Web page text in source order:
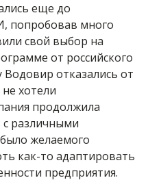
еще до
попробовав много
свой выбор на
от российского
Водовир отказались от
хотели
продолжила
с различными
желаемого
как-то адаптировать
предприятия.